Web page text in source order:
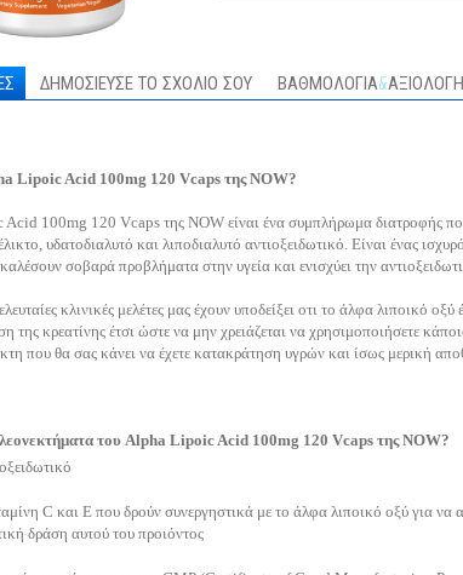
ΔΗΜΟΣΙΕΥΣΕ ΤΟ ΣΧΟΛΙΟ ΣΟΥ ΒΑΘΜΟΛΟΓΙΑ&
Lipoic Acid 100mg 120 Vcaps της NOW?
100mg 120 Vcaps της NOW είναι ένα συμπλήρωμα διατροφής
υδατοδιαλυτό και λιποδιαλυτό αντιοξειδωτικό. Είναι ένας
σοβαρά προβλήματα στην υγεία και ενισχύει την
κλινικές μελέτες μας έχουν υποδείξει οτι το άλφα λιποικό
της κρεατίνης έτσι ώστε να μην χρειάζεται να χρησιμοποιήσετε
που θα σας κάνει να έχετε κατακράτηση υγρών και ίσως μερική
του Alpha Lipoic Acid 100mg 120 Vcaps της NOW?
C και E που δρούν συνεργηστικά με το άλφα λιποικό οξύ για
δράση αυτού του προιόντος